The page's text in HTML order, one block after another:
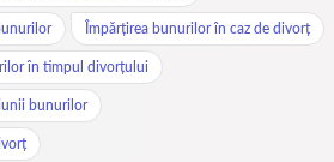
Împărțirea bunurilor în caz de divorț
în timpul divorțului
bunurilor